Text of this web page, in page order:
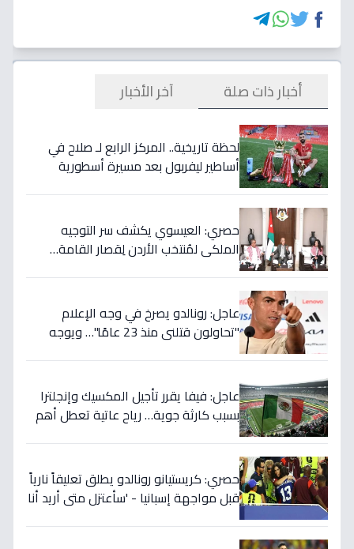
أخبار ذات صلة آخر الأخبار
لحظة تاريخية.. المركز الرابع لـ صلاح في
أساطير ليفربول بعد مسيرة أسطورية
حصري: العيسوي يكشف سر التوجيه
الملكي لمُنتخب الأردن لِقصار القامة…
عاجل: رونالدو يصرخ في وجه الإعلام
"تحاولون قتلني منذ 23 عامًا"… ويوجه
عاجل: فيفا يقرر تأجيل المكسيك وإنجلترا
بسبب كارثة جوية… رياح عاتية تعطل أهم
حصري: كريستيانو رونالدو يطلق تعليقاً نارياً
قبل مواجهة إسبانيا - 'سأعتزل متى أريد أنا